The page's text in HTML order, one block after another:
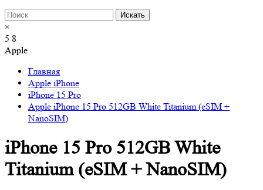
×
5 8
Apple
Главная
Apple iPhone
iPhone 15 Pro
Apple iPhone 15 Pro 512GB White Titanium (eSIM +
NanoSIM)
iPhone 15 Pro 512GB White
Titanium (eSIM + NanoSIM)